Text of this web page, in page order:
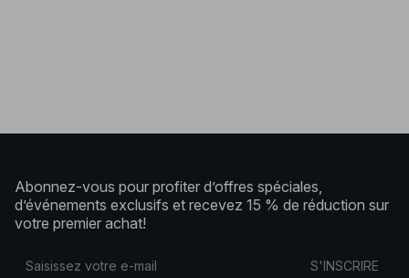
Abonnez-vous pour profiter d’offres spéciales,
d’événements exclusifs et recevez 15 % de réduction sur
votre premier achat!
S'INSCRIRE